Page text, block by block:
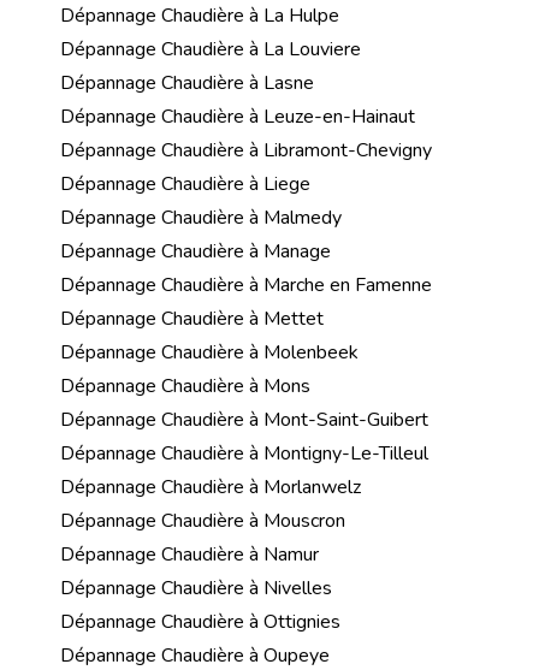
Dépannage Chaudière à La Hulpe
Dépannage Chaudière à La Louviere
Dépannage Chaudière à Lasne
Dépannage Chaudière à Leuze-en-Hainaut
Dépannage Chaudière à Libramont-Chevigny
Dépannage Chaudière à Liege
Dépannage Chaudière à Malmedy
Dépannage Chaudière à Manage
Dépannage Chaudière à Marche en Famenne
Dépannage Chaudière à Mettet
Dépannage Chaudière à Molenbeek
Dépannage Chaudière à Mons
Dépannage Chaudière à Mont-Saint-Guibert
Dépannage Chaudière à Montigny-Le-Tilleul
Dépannage Chaudière à Morlanwelz
Dépannage Chaudière à Mouscron
Dépannage Chaudière à Namur
Dépannage Chaudière à Nivelles
Dépannage Chaudière à Ottignies
Dépannage Chaudière à Oupeye